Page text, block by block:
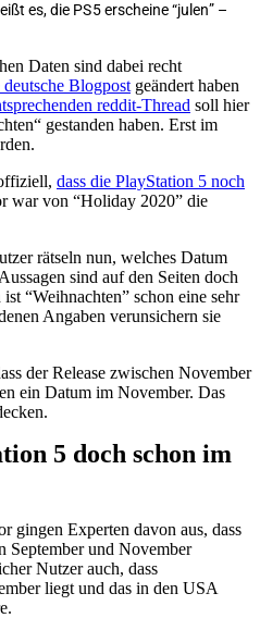
es, die PS5 erscheine “julen” –
Daten sind dabei recht
Blogpost geändert haben
reddit-Thread soll hier
gestanden haben. Erst im
dass die PlayStation 5 noch
war von “Holiday 2020” die
rätseln nun, welches Datum
sind auf den Seiten doch
“Weihnachten” schon eine sehr
Angaben verunsichern sie
der Release zwischen November
ein Datum im November. Das
5 doch schon im
gingen Experten davon aus, dass
September und November
Nutzer auch, dass
liegt und das in den USA